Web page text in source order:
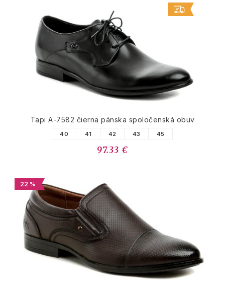
Tapi A-7582 čierna pánska spoločenská obuv
40 41 42 43 45
97.33 €
22 %